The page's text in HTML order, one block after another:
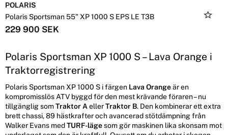
POLARIS
Polaris Sportsman 55" XP 1000 S EPS LE T3B
229 900 SEK
Polaris Sportsman XP 1000 S – Lava Orange i
Traktorregistrering
Polaris Sportsman XP 1000 S i färgen Lava Orangeär en
kompromisslös ATV byggd för den mest krävande föraren – nu
tillgänglig somTraktor A ellerTraktor B. Den kombinerar ett extra
brett chassi, 89 hästkrafter och avancerad stötdämpning från
Walker Evans medTURF-lägesom gör maskinen lika skonsam mot